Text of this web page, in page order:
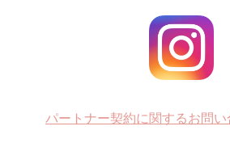
パートナー契約に関するお問い